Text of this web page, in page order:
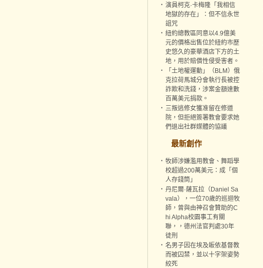
‧ 演員柯克·卡梅隆「我相信
地獄的存在」：但不信永世
詛咒
‧ 紐約總教區同意以4.9億美
元的價格出售位於紐約市歷
史悠久的豪華酒店下方的土
地，用於賠償性侵受害者。
‧
「土地權運動」（BLM）俄
克拉荷馬城分會執行長被控
詐欺和洗錢，涉案金額達數
百萬美元捐款。
‧ 三叛逃修女獲准留在修道
院，但拒絕簽署教會要求她
們退出社群媒體的協議
最新創作
‧ 牧師涉嫌濫用教會、舞蹈學
校超過200萬美元：成「個
人存錢筒」
‧ 丹尼爾·薩瓦拉（Daniel Sa
vala），一位70歲的巡迴牧
師，曾與由神召會贊助的C
hi Alpha校園事工有關
聯，，德州法官判處30年
徒刑
‧ 名男子因在埃及皈依基督教
而被囚禁，並以十字架姿勢
絞死